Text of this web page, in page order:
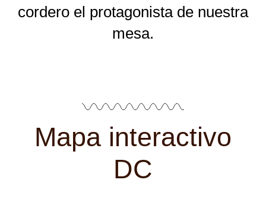
cordero el protagonista de nuestra
mesa.
Mapa interactivo
DC